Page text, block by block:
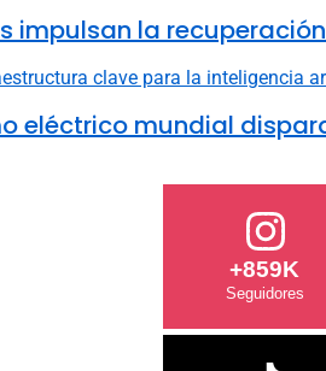
impulsan la
eléctrico mundial
+859K